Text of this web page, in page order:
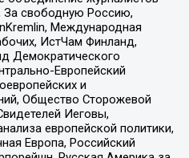
За свободную Россию,
Международная
ИстЧам Финланд,
Демократического
Европейский
и
Общество Сторожевой
Иеговы,
европейской политики,
Европа, Российский